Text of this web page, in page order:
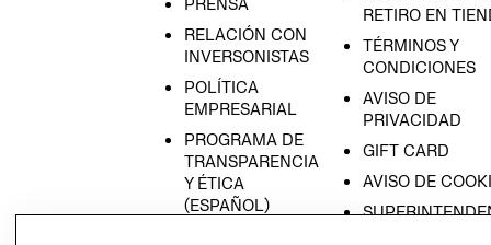
PRENSA
RELACIÓN CON
INVERSONISTAS
POLÍTICA
EMPRESARIAL
PROGRAMA DE
TRANSPARENCIA
Y ÉTICA
(ESPAÑOL)
RETIRO EN
TÉRMINOS Y
CONDICIONES
AVISO DE
PRIVACIDAD
GIFT CARD
AVISO DE